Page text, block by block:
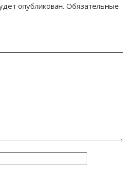
опубликован. Обязательные